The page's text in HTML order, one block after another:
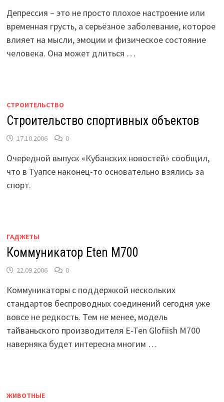
Депрессия – это не просто плохое настроение или
временная грусть, а серьёзное заболевание, которое
влияет на мысли, эмоции и физическое состояние
человека. Она может длиться …
СТРОИТЕЛЬСТВО
Строительство спортивных объектов
17.10.2006 0
Очередной выпуск «Кубанских новостей» сообщил,
что в Туапсе наконец-то основательно взялись за
спорт.
ГАДЖЕТЫ
Коммуникатор Eten М700
22.09.2006 0
Коммуникаторы с поддержкой нескольких
стандартов беспроводных соединений сегодня уже
вовсе не редкость. Тем не менее, модель
тайваньского производителя E-Ten Glofiish M700
наверняка будет интересна многим …
ЖИВОТНЫЕ